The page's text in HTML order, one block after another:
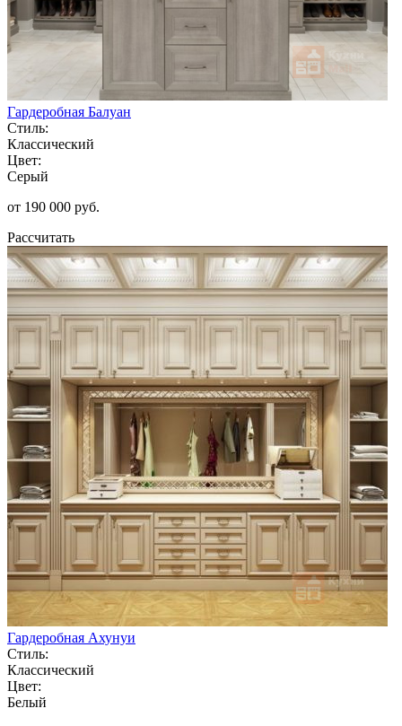
Гардеробная Балуан
Стиль:
Классический
Цвет:
Серый
от 190 000 руб.
Рассчитать
Гардеробная Ахунуи
Стиль:
Классический
Цвет:
Белый